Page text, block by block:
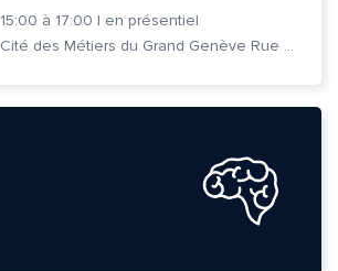
15:00 à 17:00 | en présentiel
Cité des Métiers du Grand Genève Rue Prévost-Martin 6 1205 Genève